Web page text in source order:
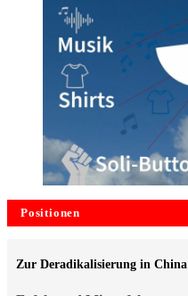
Positionen
Zur Deradikalisierung in